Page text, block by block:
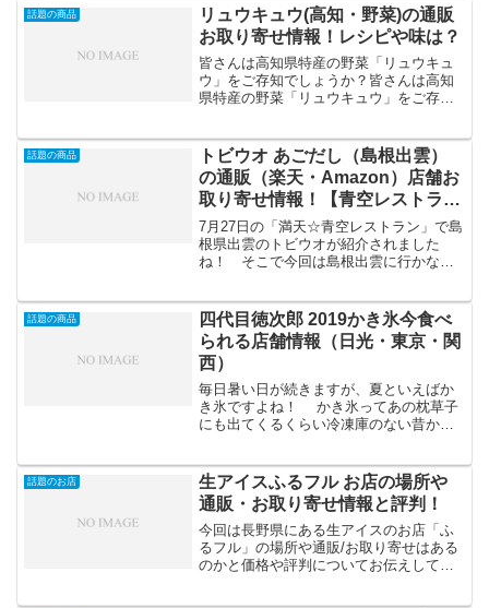
話題の商品
リュウキュウ(高知・野菜)の通販
お取り寄せ情報！レシピや味は？
皆さんは高知県特産の野菜「リュウキュ
ウ」をご存知でしょうか？皆さんは高知
県特産の野菜「リュウキュウ」をご存知
は茎の部分なんです。ただこのリュウキ
ュウ（ハス芋）自体は味がな...
話題の商品
トビウオ あごだし（島根出雲）
の通販（楽天・Amazon）店舗お
取り寄せ情報！【青空レストラ
ン】
7月27日の「満天☆青空レストラン」で島
根県出雲のトビウオが紹介されました
ね！ そこで今回は島根出雲に行かなく
のサイトもいいですが、私なんかだと楽
天やAmazonだとポ...
話題の商品
四代目徳次郎 2019かき氷今食べ
られる店舗情報（日光・東京・関
西）
毎日暑い日が続きますが、夏といえばか
き氷ですよね！ かき氷ってあの枕草子
にも出てくるくらい冷凍庫のない昔から
四代目徳次郎ときいてピンときたあな
たはかなりのかき氷...
話題のお店
生アイスふるフル お店の場所や
通販・お取り寄せ情報と評判！
今回は長野県にある生アイスのお店「ふ
るフル」の場所や通販/お取り寄せはある
のかと価格や評判についてお伝えしてい